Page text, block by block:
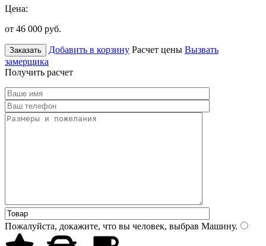
Цена:
от 46 000 руб.
Заказать Добавить в корзину Расчет цены Вызвать
замерщика
Получить расчет
Пожалуйста, докажите, что вы человек, выбрав Машину.